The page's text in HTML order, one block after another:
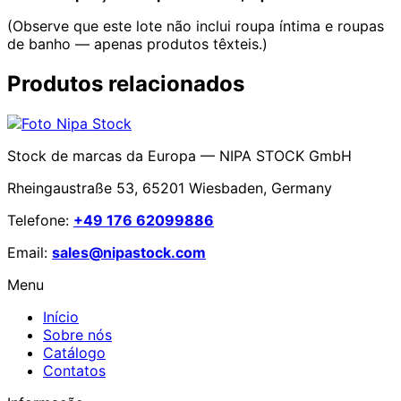
(Observe que este lote não inclui roupa íntima e roupas
de banho — apenas produtos têxteis.)
Produtos relacionados
Stock de marcas da Europa — NIPA STOCK GmbH
Rheingaustraße 53, 65201 Wiesbaden, Germany
Telefone: +49 176 62099886
Email: sales@nipastock.com
Menu
Início
Sobre nós
Catálogo
Contatos